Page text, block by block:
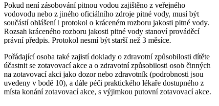
Pokud není zásobování pitnou vodou zajištěno z veřejného
vodovodu nebo z jiného oficiálního zdroje pitné vody, musí být
součástí ohlášení i protokol o kráceném rozboru jakosti pitné vody.
Rozsah kráceného rozboru jakosti pitné vody stanoví prováděcí
právní předpis. Protokol nesmí být starší než 3 měsíce.
Pořádající osoba také zajistí doklady o zdravotní způsobilosti dítěte
účastnit se zotavovací akce a o zdravotní způsobilosti osob činných
na zotavovací akci jako dozor nebo zdravotník (podrobnosti jsou
uvedeny v bodě 10), a dále péči praktického lékaře dostupného z
místa konání zotavovací akce, s výjimkou putovní zotavovací akce.